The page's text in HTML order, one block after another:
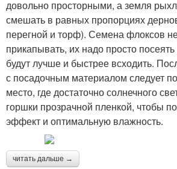
довольно просторными, а земля
смешать в равных пропорциях
перегной и торф). Семена флоксов
прикапывать, их надо просто посеять
будут лучше и быстрее всходить.
с посадочным материалом следует
место, где достаточно солнечного
горшки прозрачной пленкой, чтобы
эффект и оптимальную влажность.
читать дальше →